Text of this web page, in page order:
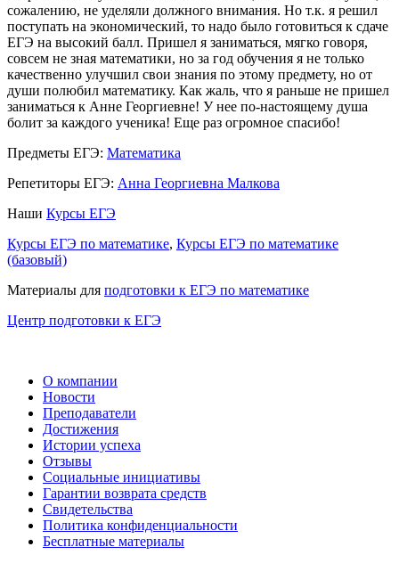
сожалению, не уделяли должного внимания. Но т.к. я решил
поступать на экономический, то надо было готовиться к сдаче
ЕГЭ на высокий балл. Пришел я заниматься, мягко говоря,
совсем не зная математики, но за год обучения я не только
качественно улучшил свои знания по этому предмету, но от
души полюбил математику. Как жаль, что я раньше не пришел
заниматься к Анне Георгиевне! У нее по-настоящему душа
болит за каждого ученика! Еще раз огромное спасибо!
Предметы ЕГЭ: Математика
Репетиторы ЕГЭ: Анна Георгиевна Малкова
Наши Курсы ЕГЭ
Курсы ЕГЭ по математике, Курсы ЕГЭ по математике
(базовый)
Материалы для подготовки к ЕГЭ по математике
Центр подготовки к ЕГЭ
О компании
Новости
Преподаватели
Достижения
Истории успеха
Отзывы
Социальные инициативы
Гарантии возврата средств
Свидетельства
Политика конфиденциальности
Бесплатные материалы